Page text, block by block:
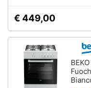
€ 449,00